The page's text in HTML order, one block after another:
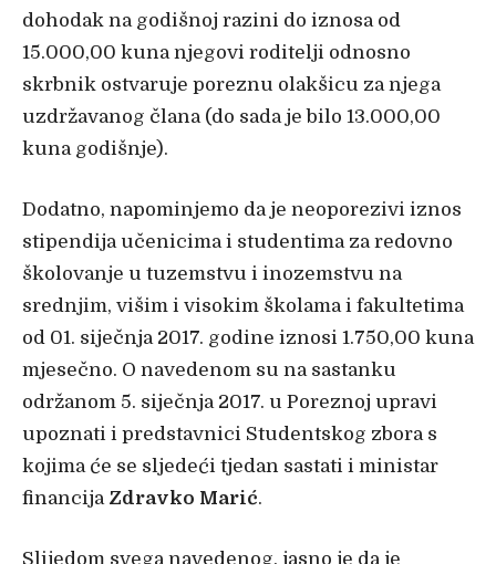
dohodak na godišnoj razini do iznosa od
15.000,00 kuna njegovi roditelji odnosno
skrbnik ostvaruje poreznu olakšicu za njega
uzdržavanog člana (do sada je bilo 13.000,00
kuna godišnje).
Dodatno, napominjemo da je neoporezivi iznos
stipendija učenicima i studentima za redovno
školovanje u tuzemstvu i inozemstvu na
srednjim, višim i visokim školama i fakultetima
od 01. siječnja 2017. godine iznosi 1.750,00 kuna
mjesečno. O navedenom su na sastanku
održanom 5. siječnja 2017. u Poreznoj upravi
upoznati i predstavnici Studentskog zbora s
kojima će se sljedeći tjedan sastati i ministar
financijaZdravko Marić.
Slijedom svega navedenog, jasno je da je